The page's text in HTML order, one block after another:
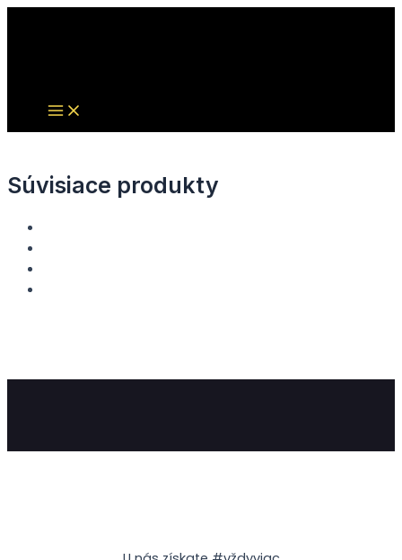
Preskočiť
Main
Súvisiace produkty